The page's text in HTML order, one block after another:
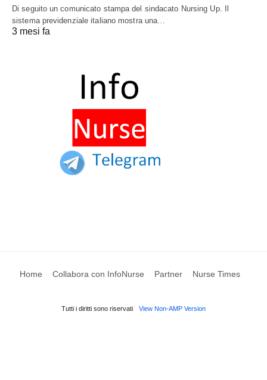
Di seguito un comunicato stampa del sindacato Nursing Up. Il
sistema previdenziale italiano mostra una…
3 mesi fa
Home Collabora con InfoNurse Partner Nurse Times
Tutti i diritti sono riservati View Non-AMP Version